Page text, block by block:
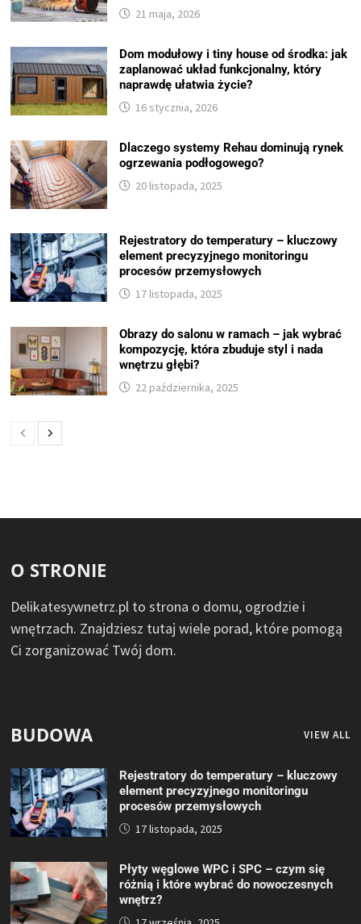
21 maja, 2026
Dom modułowy i tiny house od środka: jak
zaplanować układ funkcjonalny, który
naprawdę ułatwia życie?
16 stycznia, 2026
Dlaczego systemy Rehau dominują rynek
ogrzewania podłogowego?
20 listopada, 2025
Rejestratory do temperatury – kluczowy
element precyzyjnego monitoringu
procesów przemysłowych
17 listopada, 2025
Obrazy do salonu w ramach – jak wybrać
kompozycję, która zbuduje styl i nada
wnętrzu głębi?
22 października, 2025
O STRONIE
Delikatesywnetrz.pl to strona o domu, ogrodzie i
wnętrzach. Znajdziesz tutaj wiele porad, które pomogą
Ci zorganizować Twój dom.
BUDOWA VIEW ALL
Rejestratory do temperatury – kluczowy
element precyzyjnego monitoringu
procesów przemysłowych
17 listopada, 2025
Płyty węglowe WPC i SPC – czym się
różnią i które wybrać do nowoczesnych
wnętrz?